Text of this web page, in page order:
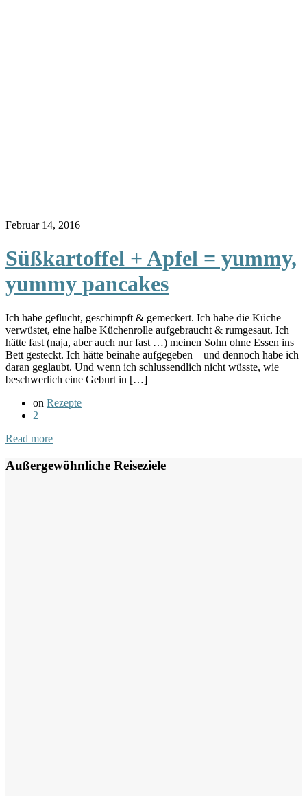
Februar 14, 2016
Süßkartoffel + Apfel = yummy,
yummy pancakes
Ich habe geflucht, geschimpft & gemeckert. Ich habe die Küche
verwüstet, eine halbe Küchenrolle aufgebraucht & rumgesaut. Ich
hätte fast (naja, aber auch nur fast …) meinen Sohn ohne Essen ins
Bett gesteckt. Ich hätte beinahe aufgegeben – und dennoch habe ich
daran geglaubt. Und wenn ich schlussendlich nicht wüsste, wie
beschwerlich eine Geburt in […]
on Rezepte
2
Read more
Außergewöhnliche Reiseziele